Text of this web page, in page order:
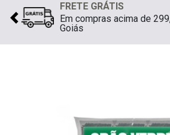
FRETE GRÁTIS
Em compras acima de
Goiás
Previous